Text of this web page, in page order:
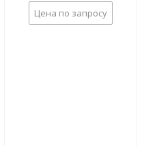
Цена по запросу